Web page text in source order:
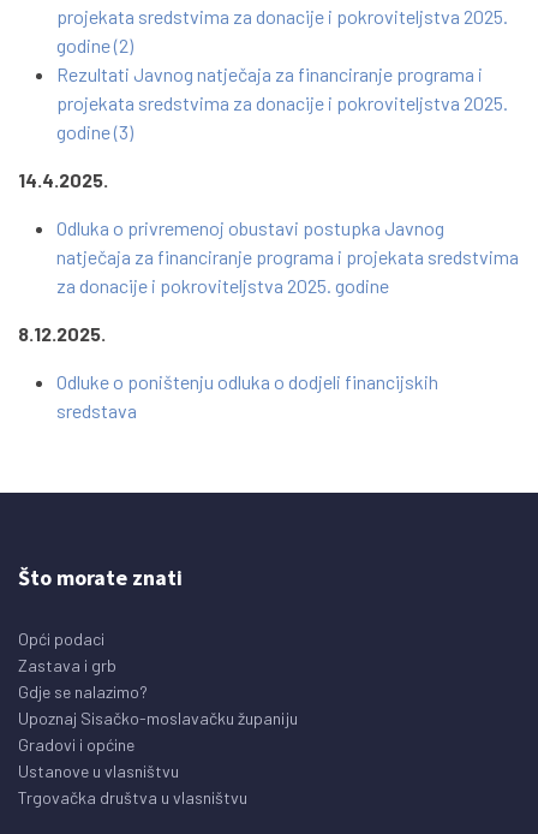
projekata sredstvima za donacije i pokroviteljstva 2025.
godine (2)
Rezultati Javnog natječaja za financiranje programa i
projekata sredstvima za donacije i pokroviteljstva 2025.
godine (3)
14.4.2025.
Odluka o privremenoj obustavi postupka Javnog
natječaja za financiranje programa i projekata sredstvima
za donacije i pokroviteljstva 2025. godine
8.12.2025.
Odluke o poništenju odluka o dodjeli financijskih
sredstava
Što morate znati
Opći podaci
Zastava i grb
Gdje se nalazimo?
Upoznaj Sisačko-moslavačku županiju
Gradovi i općine
Ustanove u vlasništvu
Trgovačka društva u vlasništvu